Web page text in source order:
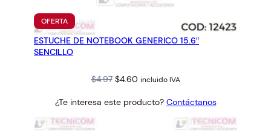
OFERTAPRODUCTO
EN
OFERTA
ESTUCHE DE NOTEBOOK GENERICO 15.6″
SENCILLO
$4.97 Original
was:
$4.60Current
is:
incluido IVA
¿Te interesa este producto? Contáctanos